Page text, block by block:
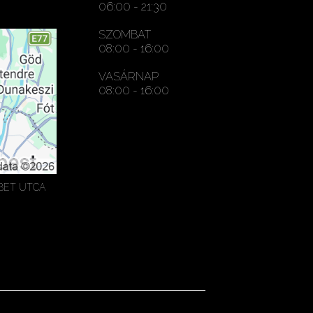
UTCA
06:00 - 21:30
SZOMBAT
08:00 - 16:00
VASÁRNAP
08:00 - 16:00